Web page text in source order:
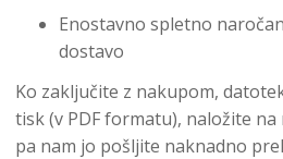
Enostavno spletno
dostavo
Ko zaključite z nakupom,
tisk (v PDF formatu), naložite
pa nam jo pošljite naknadno